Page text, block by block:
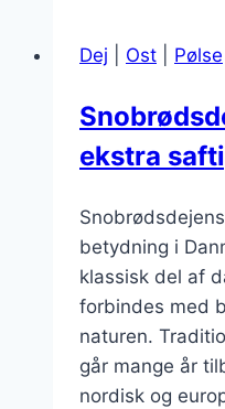
Dej
Ost Pølse
ekstra
betydning i
klassisk del af
forbindes med
naturen.
går mange år
nordisk og